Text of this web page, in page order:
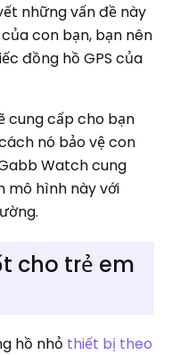
những vấn đề này
con bạn, bạn nên
đồng hồ GPS của
cung cấp cho bạn
nó bảo vệ con
Watch cung
mô hình này với
cho trẻ em
hồ nhỏ thiết bị theo